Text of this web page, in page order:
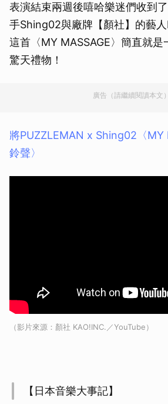
表演結束兩週後嘻哈樂迷們收到
手Shing02與廠牌【顏社】的藝
這首〈MY MASSAGE〉簡直就是
驚天禮物！
廣告（請繼續閱讀本文）
將PUZZLEMAN x Shing02〈MY
鈴聲〉
（影片來源：顏社 KAO!INC.／YouTube）
【日本音樂大事記】